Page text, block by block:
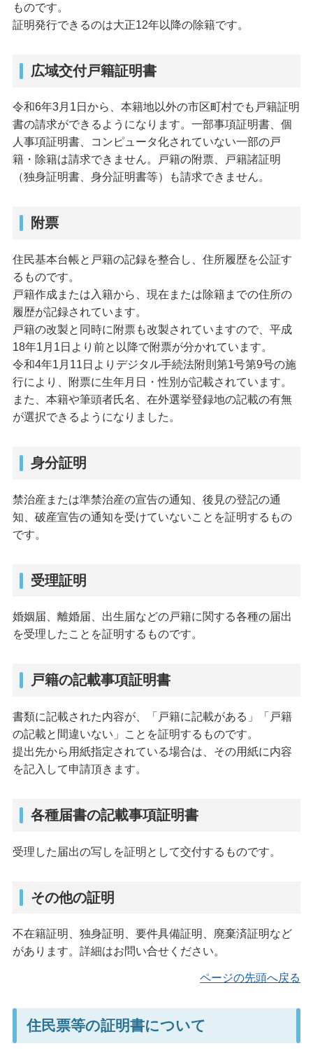
ものです。
証明発行できるのは大正12年以降の除籍です。
広域交付戸籍証明書
令和6年3月1日から、本籍地以外の市区町村でも戸籍証明
書の請求ができるようになります。一部事項証明書、個
人事項証明書、コンピュータ化されていない一部の戸
籍・除籍は請求できません。戸籍の附票、戸籍諸証明
（独身証明書、身分証明書等）も請求できません。
附票
住民基本台帳と戸籍の記録を整合し、住所履歴を公証す
るものです。
戸籍作成または入籍から、現在または除籍までの住所の
履歴が記録されています。
戸籍の改製と同時に附票も改製されていますので、平成
18年1月1日より前と以降で附票が分かれています。
令和4年1月11日よりデジタル手続法附則第1号第9号の施
行により、附票に生年月日・性別が記載されています。
また、本籍や筆頭者氏名、在外選挙登録地の記載の有無
が選択できるようになりました。
身分証明
禁治産または準禁治産の宣告の通知、後見の登記の通
知、破産宣告の通知を受けていないことを証明するもの
です。
受理証明
婚姻届、離婚届、出生届などの戸籍に関する各種の届出
を受理したことを証明するものです。
戸籍の記載事項証明書
書類に記載された内容が、「戸籍に記載がある」「戸籍
の記載と間違いない」ことを証明するものです。
提出先から用紙指定されている場合は、その用紙に内容
を記入して申請頂きます。
各種届書の記載事項証明書
受理した届出の写しを証明として交付するものです。
その他の証明
不在籍証明、独身証明、要件具備証明、廃棄済証明など
があります。詳細はお問い合せください。
ページの先頭へ戻る
住民票等の証明書について